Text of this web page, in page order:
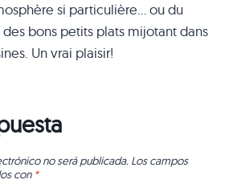
si particulière... ou du
bons petits plats mijotant dans
Un vrai plaisir!
no será publicada. Los campos
con *